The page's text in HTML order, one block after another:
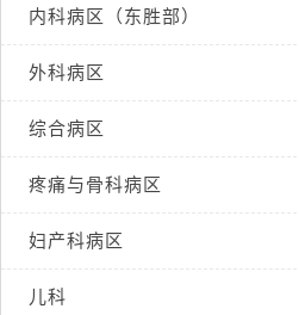
内科病区（东胜部）
外科病区
综合病区
疼痛与骨科病区
妇产科病区
儿科